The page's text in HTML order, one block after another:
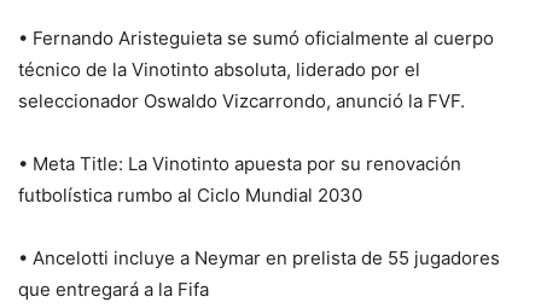
• Fernando Aristeguieta se sumó oficialmente al cuerpo
técnico de la Vinotinto absoluta, liderado por el
seleccionador Oswaldo Vizcarrondo, anunció la FVF.
• Meta Title: La Vinotinto apuesta por su renovación
futbolística rumbo al Ciclo Mundial 2030
• Ancelotti incluye a Neymar en prelista de 55 jugadores
que entregará a la Fifa